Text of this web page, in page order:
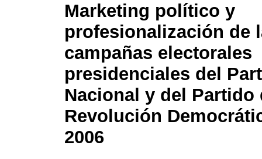
Marketing político y
profesionalización de
campañas electorales
presidenciales del
Nacional y del Partido
Revolución
2006